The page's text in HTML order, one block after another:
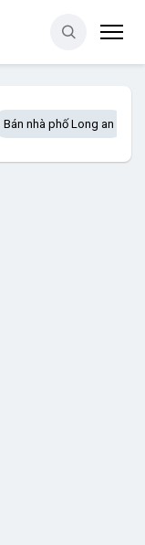
Bán nhà phố Long an